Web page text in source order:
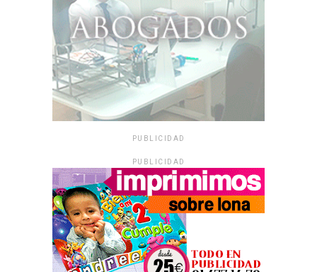
PUBLICIDAD
PUBLICIDAD